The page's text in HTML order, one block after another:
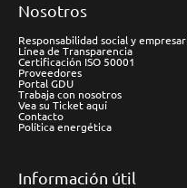
Nosotros
Responsabilidad social y
Línea de Transparencia
Certificación ISO 50001
Proveedores
Portal GDU
Trabaja con nosotros
Vea su Ticket aquí
Contacto
Política energética
Información útil